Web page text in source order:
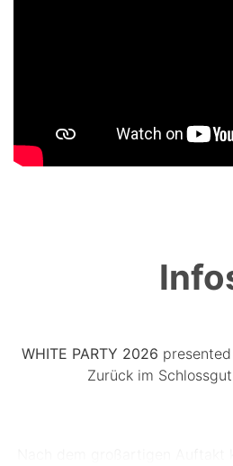
WHITE PARTY 2026
Zurück im